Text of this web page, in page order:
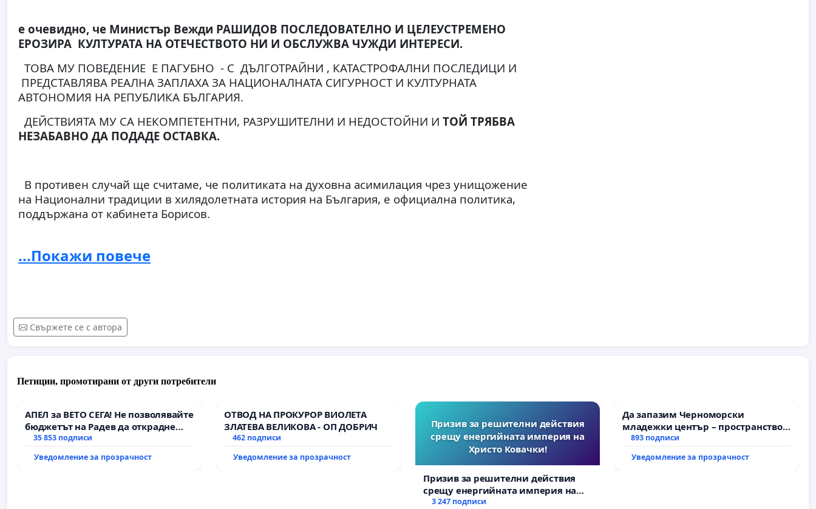
е очевидно, че Министър Вежди РАШИДОВ ПОСЛЕДОВАТЕЛНО И ЦЕЛЕУСТРЕМЕНО
ЕРОЗИРА КУЛТУРАТА НА ОТЕЧЕСТВОТО НИ И ОБСЛУЖВА ЧУЖДИ ИНТЕРЕСИ.
ТОВА МУ ПОВЕДЕНИЕ Е ПАГУБНО - С ДЪЛГОТРАЙНИ , КАТАСТРОФАЛНИ ПОСЛЕДИЦИ И
ПРЕДСТАВЛЯВА РЕАЛНА ЗАПЛАХА ЗА НАЦИОНАЛНАТА СИГУРНОСТ И КУЛТУРНАТА
АВТОНОМИЯ НА РЕПУБЛИКА БЪЛГАРИЯ.
ДЕЙСТВИЯТА МУ СА НЕКОМПЕТЕНТНИ, РАЗРУШИТЕЛНИ И НЕДОСТОЙНИ И ТОЙ ТРЯБВА
НЕЗАБАВНО ДА ПОДАДЕ ОСТАВКА.
В противен случай ще считаме, че политиката на духовна асимилация чрез унищожение
на Национални традиции в хилядолетната история на България, е официална политика,
поддържана от кабинета Борисов.
...Покажи повече
Свържете се с автора
Петиции, промотирани от други потребители
АПЕЛ за ВЕТО СЕГА! Не позволявайте
бюджетът на Радев да открадне
парите и правата ни в тъмното
35 853 подписи
Уведомление за прозрачност
ОТВОД НА ПРОКУРОР ВИОЛЕТА
ЗЛАТЕВА ВЕЛИКОВА - ОП ДОБРИЧ
462 подписи
Уведомление за прозрачност
Призив за решителни действия
срещу енергийната империя на
Христо Ковачки!
Призив за решителни действия
срещу енергийната империя на
Христо Ковачки!
3 247 подписи
Да запазим Черноморски
младежки център – пространство
за младите на Варна
893 подписи
Уведомление за прозрачност